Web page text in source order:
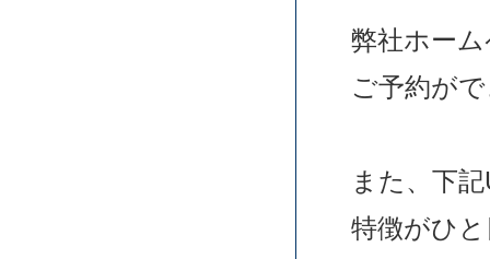
弊社ホー
ご予約が
また、下
特徴がひ